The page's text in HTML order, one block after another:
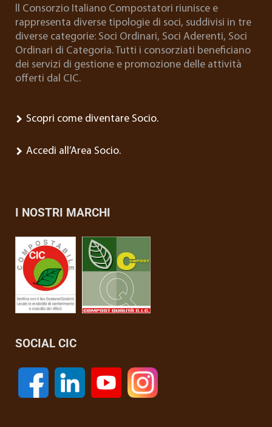
ll Consorzio Italiano Compostatori riunisce e
rappresenta diverse tipologie di soci, suddivisi in tre
diverse categorie: Soci Ordinari, Soci Aderenti, Soci
Ordinari di Categoria. Tutti i consorziati beneficiano
dei servizi di gestione e promozione delle attività
offerti dal CIC.
Scopri come diventare Socio.
Accedi all’Area Socio.
I NOSTRI MARCHI
SOCIAL CIC